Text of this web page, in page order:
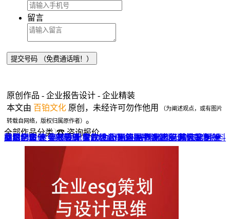
留言
原创作品 - 企业报告设计 - 企业精装
本文由 百铂文化 原创，未经许可勿作他用
（为阐述观点，或有图片
转载自网络，版权归属原作者） 。
全部作品分类 ☎ 咨询报价
品牌全案 ▼ 宣传画册 VI+LOGO 企业刊物 包装设计 宣传物料
网站UI设计 导视设计 餐饮设计 酒店品牌设计 纪念相册 ▼
企业纪念册 聚会纪念册 毕业纪念册 领导/同事相册 成人礼相册
战友纪念册 个人影集 家庭/生日相册 旅行纪念册 精装定制 ▼
菜谱制作 企业邮册 光盘包装盒 高端楼书 家谱族谱 家具画册